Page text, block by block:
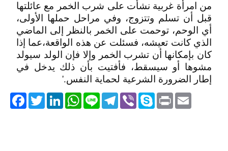
من امرأة غربية نشأت على شرب الخمر مع عائلتها
قبل أن تسلم وتتزوج، وفي مراحل حملها الأولى،
أي الوحم، توحمت على الخمر بالنظر إلى الماضي
الذي كانت تعيشه، فسئلت عن هذه الواقعة،عما إذا
كان بإمكانها أن تشرب الخمر وإلا فإن الولد سيولد
مشوها أو سيسقط، فأفتيت بأن ذلك يدخل في
إطار الضرورة الشرعية لحماية النفس.'
TwitterLinkedIn
WhatsApp Line
Telegram ViberSkype PrintEmail